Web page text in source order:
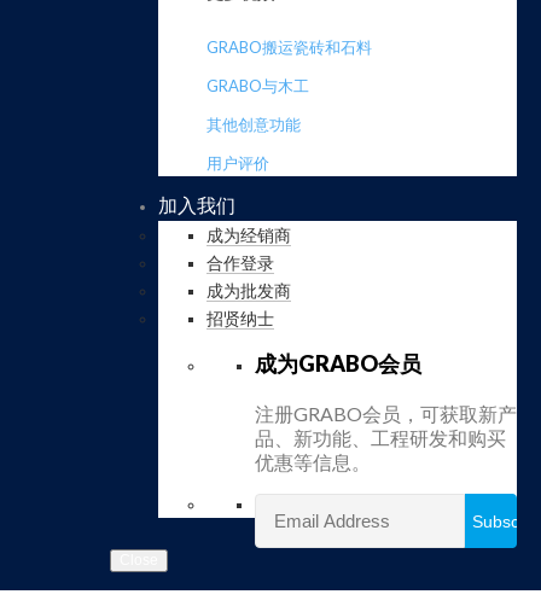
GRABO搬运瓷砖和石料
GRABO与木工
其他创意功能
用户评价
加入我们
成为经销商
合作登录
成为批发商
招贤纳士
成为GRABO会员
注册GRABO会员，可获取新产
品、新功能、工程研发和购买
优惠等信息。